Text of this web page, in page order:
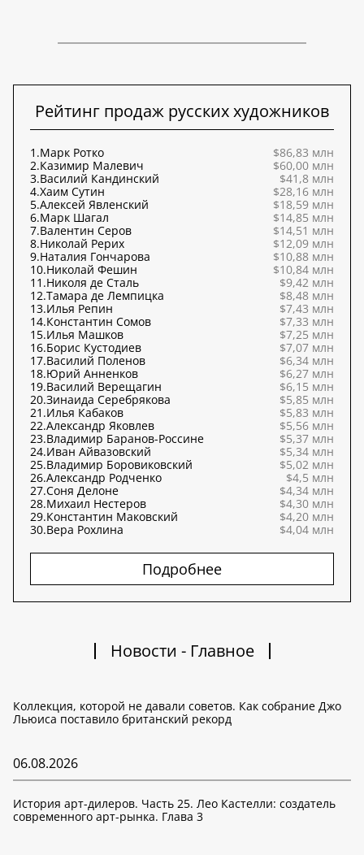
Рейтинг продаж русских художников
1.Марк Ротко
$86,83 млн
2.Казимир Малевич
$60,00 млн
3.Василий Кандинский
$41,8 млн
4.Хаим Сутин
$28,16 млн
5.Алексей Явленский
$18,59 млн
6.Марк Шагал
$14,85 млн
7.Валентин Серов
$14,51 млн
8.Николай Рерих
$12,09 млн
9.Наталия Гончарова
$10,88 млн
10.Николай Фешин
$10,84 млн
11.Николя де Сталь
$9,42 млн
12.Тамара де Лемпицка
$8,48 млн
13.Илья Репин
$7,43 млн
14.Константин Сомов
$7,33 млн
15.Илья Машков
$7,25 млн
16.Борис Кустодиев
$7,07 млн
17.Василий Поленов
$6,34 млн
18.Юрий Анненков
$6,27 млн
19.Василий Верещагин
$6,15 млн
20.Зинаида Серебрякова
$5,85 млн
21.Илья Кабаков
$5,83 млн
22.Александр Яковлев
$5,56 млн
23.Владимир Баранов-Россине
$5,37 млн
24.Иван Айвазовский
$5,34 млн
25.Владимир Боровиковский
$5,02 млн
26.Александр Родченко
$4,5 млн
27.Соня Делоне
$4,34 млн
28.Михаил Нестеров
$4,30 млн
29.Константин Маковский
$4,20 млн
30.Вера Рохлина $4,04 млн
Подробнее
Новости - Главное
Коллекция, которой не давали советов. Как собрание Джо
Льюиса поставило британский рекорд
06.08.2026
История арт-дилеров. Часть 25. Лео Кастелли: создатель
современного арт-рынка. Глава 3